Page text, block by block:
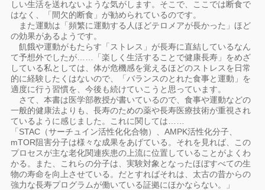
しい生活を送れないような気がします。そこで、ここでは断食で
はなく、「間欠的断食」が勧められているのです。
また運動は「頻繁に運動する人ほどテロメアが長かった」ほど
の効果があるようです。
飢餓や運動がもたらす「ストレス」が長寿に直結しているなん
て予想外でしたが……「楽しく生活することで健康長寿」をめざ
している私としては、体が危機感を覚えるほどのストレスを日常
的に経験したくはないので、「バランスのとれた食事と運動」を
適度に行う習慣を、今後も続けていこうと思っています。
さて、本書は医学部教授が書いているので、食事や運動などの
一般的健康法よりも、長寿のための薬や長寿医療技術が重視され
ているように感じました。これに関しては……
「STAC（サーチュイン活性化化合物）、AMPK活性化分子、
mTOR阻害分子は様々な成果をあげている。それを見れば、この
プロセスが主な老化関連疾患の上流に位置していることがよくわ
かる。また、これらの分子は、実験対象となったほぼすべての生
物の寿命を向上させている。だとすればそれは、太古の昔からの
強力な長寿プログラムが働いている証拠にほかならない。」